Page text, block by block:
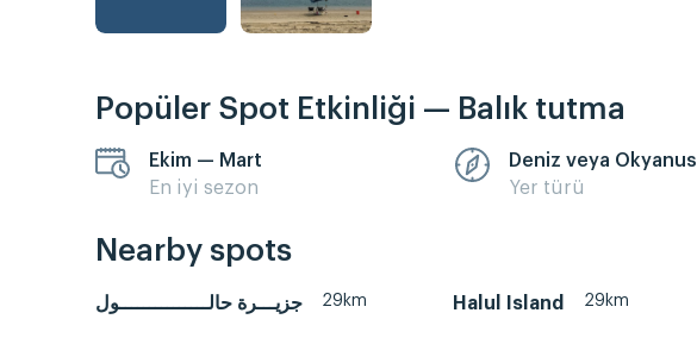
Popüler Spot Etkinliği — Balık tutma
Ekim — Mart
En iyi sezon
Deniz veya Okyanus
Yer türü
Nearby spots
جزيـــرة حالـــــــــــــــول 29km Halul Island 29km